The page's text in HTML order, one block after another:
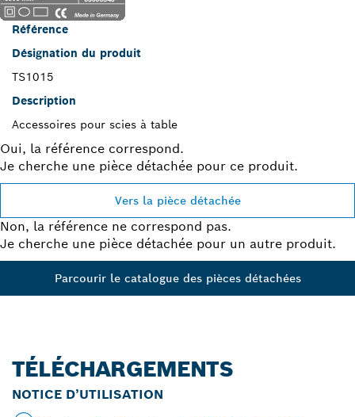
Référence
Désignation du produit
TS1015
Description
Accessoires pour scies à table
Oui, la référence correspond.
Je cherche une pièce détachée pour ce produit.
Vers la pièce détachée
Non, la référence ne correspond pas.
Je cherche une pièce détachée pour un autre produit.
Parcourir le catalogue des pièces détachées
TÉLÉCHARGEMENTS
NOTICE D’UTILISATION